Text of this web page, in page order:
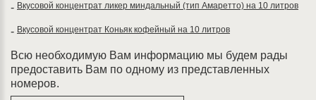
- Вкусовой концентрат ликер миндальный (тип Амаретто) на 10 литров
- Вкусовой концентрат Коньяк кофейный на 10 литров
Всю необходимую Вам информацию мы будем рады
предоставить Вам по одному из представленных
номеров.